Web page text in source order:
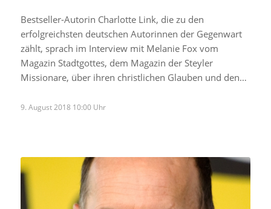
Bestseller-Autorin Charlotte Link, die zu den
erfolgreichsten deutschen Autorinnen der Gegenwart
zählt, sprach im Interview mit Melanie Fox vom
Magazin Stadtgottes, dem Magazin der Steyler
Missionare, über ihren christlichen Glauben und den…
9. August 2018 10:00 Uhr